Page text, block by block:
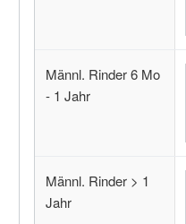
Männl. Rinder 6 Mo
- 1 Jahr
Männl. Rinder > 1
Jahr